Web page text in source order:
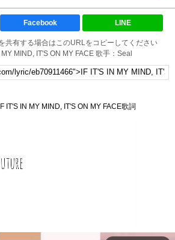
Facebook LINE
共有する場合はこのURLをコピーしてください
MIND, IT'S ON MY FACE 歌手：Seal
IF IT'S IN MY MIND, IT'S ON MY FACE歌詞